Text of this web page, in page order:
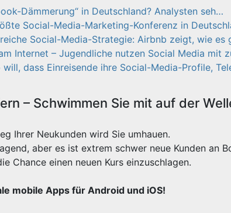
Dämmerung“ in Deutschland? Analysten seh…
Social-Media-Marketing-Konferenz in
Social-Media-Strategie: Airbnb zeigt, wie es
Internet – Jugendliche nutzen Social Media mit
will, dass Einreisende ihre Social-Media-Profile,
– Schwimmen Sie mit auf der
Ihrer Neukunden wird Sie umhauen.
aber es ist extrem schwer neue Kunden an
Chance einen neuen Kurs einzuschlagen.
mobile Apps für Android und iOS!